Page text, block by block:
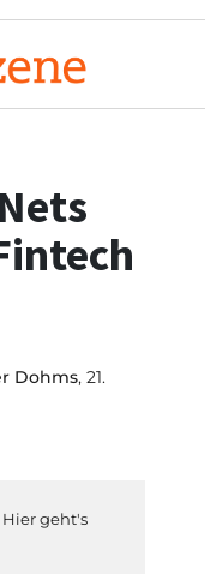
Dohms, 21.
geht's